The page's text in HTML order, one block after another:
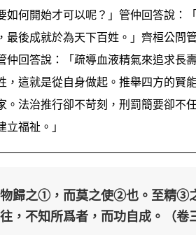
如何開始才可以呢？」管仲回答說：
最後成就於為天下百姓。」齊桓公問
回答說：「疏導血液精氣來追求長
，這就是從自身做起。推舉四方的賢
。法治推行卻不苛刻，刑罰簡要卻不
福祉。」
物歸之①，而莫之使②也。至精③
，不知所爲者，而功自成。（卷